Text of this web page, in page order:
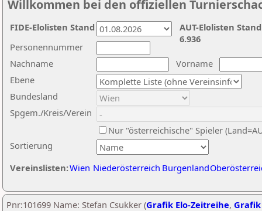
Willkommen bei den offiziellen
Nachname
Vorname
Ebene
Sortierung
Personennummer
Bundesland
Spgem./Kreis/Verein
Nur "österreichische" Spieler
Vereinslisten:Wien Niederösterreich Burgenland
AUT-Elolisten
6.936
FIDE-Elolisten Stand
Pnr:101699 Name: Stefan Csukker (Grafik Elo-Zeitreihe,